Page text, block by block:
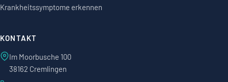
Krankheitssymptome erkennen
KONTAKT
Im Moorbusche 100
38162 Cremlingen